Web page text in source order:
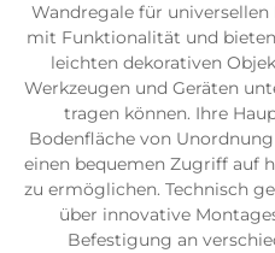
Wandregale für
mit Funktionalität und
leichten dekorativen
Werkzeugen und Geräten
tragen können. Ihre
Bodenfläche von
einen bequemen Zugriff auf
zu ermöglichen. Technisch
über innovative
Befestigung an